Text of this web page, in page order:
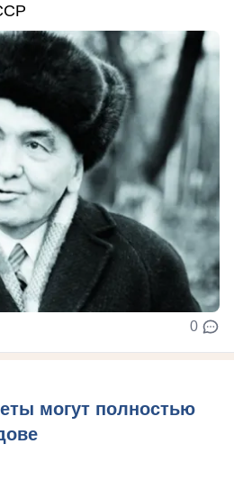
0
могут полностью